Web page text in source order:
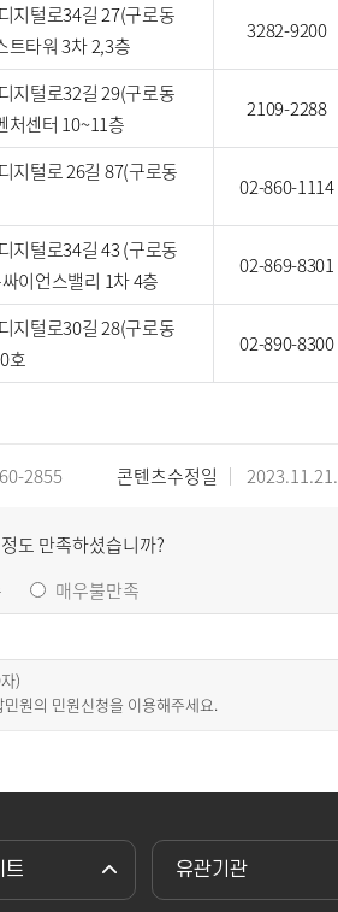
지털로34길 27(구로동
트타워 3차 2,3층
3282-9200
지털로32길 29(구로동
처센터 10~11층
2109-2288
지털로 26길 87(구로동
02-860-1114
지털로34길 43 (구로동
이언스밸리 1차 4층
02-869-8301
지털로30길 28(구로동
호
02-890-8300
2855 콘텐츠수정일 2023.11.21.
도 만족하셨습니까?
매우불만족
)
원의 민원신청을 이용해주세요.
트 유관기관